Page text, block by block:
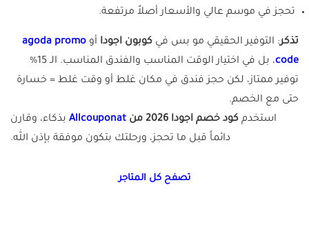
تحجز في موسم عالي والأسعار أصلاً مرتفعة.
تذكر: التوفير الحقيقي مو بس في كوبون اجودا أو agoda promo
code
، بل في اختيار الوقت المناسب والفندق المناسب. الـ 15%
توفير ممتاز، لكن حجز فندق في مكان غلط أو وقت غلط = خسارة
حتى مع الخصم.
استخدم كود خصم اجودا 2026 من Allcouponat بذكاء، وقارن
دائماً قبل ما تحجز، ورحلتك بتكون موفقة بإذن الله.
تصفح كل المتاجر